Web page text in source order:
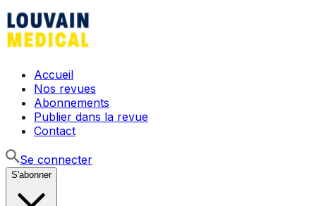
Accueil
Nos revues
Abonnements
Publier dans la revue
Contact
Se connecter
S'abonner